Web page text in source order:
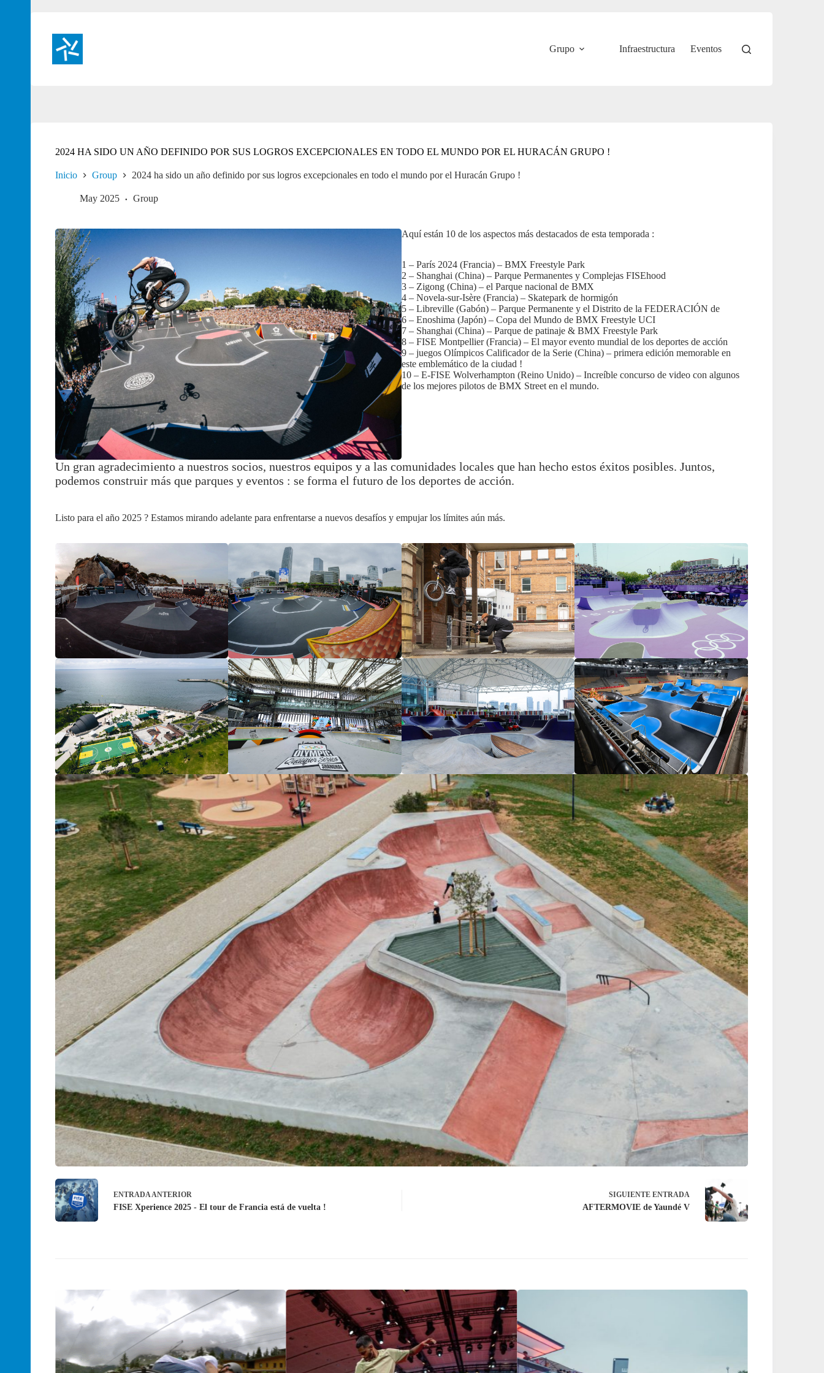
Grupo Infraestructura Eventos
2024 HA SIDO UN AÑO DEFINIDO POR SUS LOGROS EXCEPCIONALES EN TODO EL MUNDO POR EL HURACÁN GRUPO !
Inicio Group 2024 ha sido un año definido por sus logros excepcionales en todo el mundo por el Huracán Grupo !
May 2025 Group
Aquí están 10 de los aspectos más destacados de esta temporada :
1 – París 2024 (Francia) – BMX Freestyle Park
2 – Shanghai (China) – Parque Permanentes y Complejas FISEhood
3 – Zigong (China) – el Parque nacional de BMX
4 – Novela-sur-Isère (Francia) – Skatepark de hormigón
5 – Libreville (Gabón) – Parque Permanente y el Distrito de la FEDERACIÓN de
6 – Enoshima (Japón) – Copa del Mundo de BMX Freestyle UCI
7 – Shanghai (China) – Parque de patinaje & BMX Freestyle Park
8 – FISE Montpellier (Francia) – El mayor evento mundial de los deportes de acción
9 – juegos Olímpicos Calificador de la Serie (China) – primera edición memorable en
este emblemático de la ciudad !
10 – E-FISE Wolverhampton (Reino Unido) – Increíble concurso de video con algunos
de los mejores pilotos de BMX Street en el mundo.
Un gran agradecimiento a nuestros socios, nuestros equipos y a las comunidades locales que han hecho estos éxitos posibles. Juntos,
podemos construir más que parques y eventos : se forma el futuro de los deportes de acción.
Listo para el año 2025 ? Estamos mirando adelante para enfrentarse a nuevos desafíos y empujar los límites aún más.
ENTRADAANTERIOR
FISE Xperience 2025 - El tour de Francia está de vuelta !
SIGUIENTE ENTRADA
AFTERMOVIE de Yaundé V